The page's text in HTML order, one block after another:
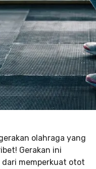
olahraga yang
Gerakan ini
memperkuat otot